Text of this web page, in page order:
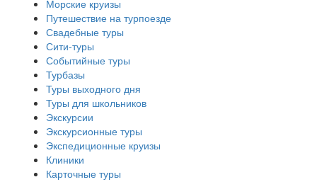
Морские круизы
Путешествие на турпоезде
Свадебные туры
Сити-туры
Событийные туры
Турбазы
Туры выходного дня
Туры для школьников
Экскурсии
Экскурсионные туры
Экспедиционные круизы
Клиники
Карточные туры